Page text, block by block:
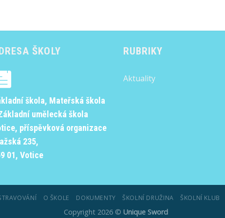
ŠKOLY
škola, Mateřská škola
umělecká škola
příspěvková organizace
235,
01, Votice
RUBRIKY
Aktuality
O ŠKOLE DOKUMENTY ŠKOLNÍ DRUŽINA ŠKOLNÍ KLUB
Copyright 2026 © Unique Sword